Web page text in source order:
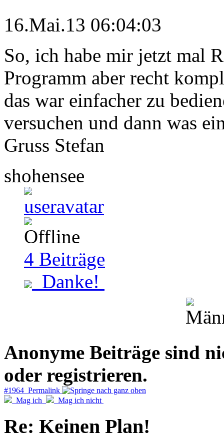
16.Mai.13 06:04:03
So, ich habe mir jetzt mal
Programm aber recht
das war einfacher zu
versuchen und dann was
Gruss Stefan
shohensee
4 Beiträge
Danke!
Anonyme Beiträge sind
oder registrieren.
#1964 Permalink
Mag ich
Mag ich nicht
Re: Keinen Plan!